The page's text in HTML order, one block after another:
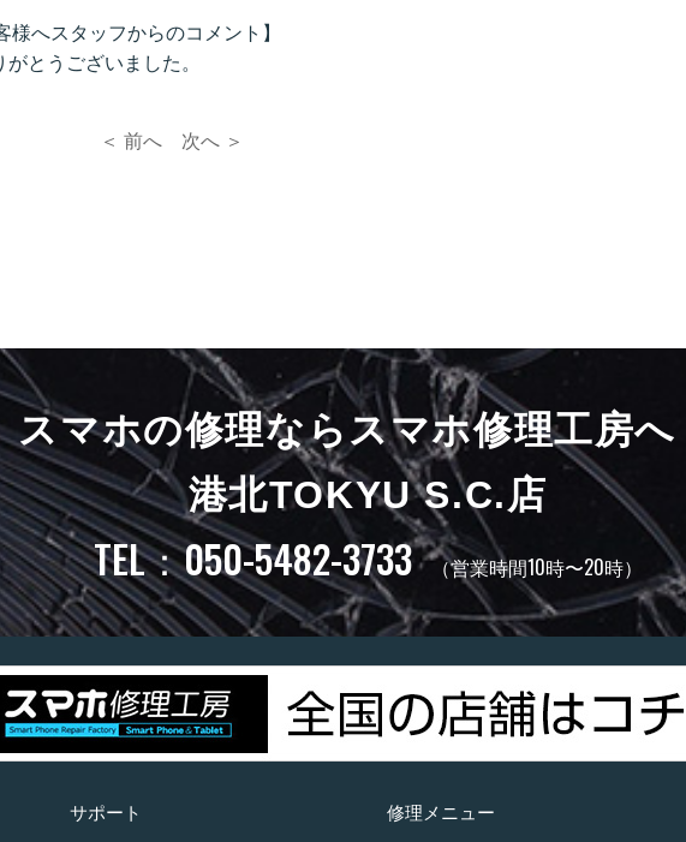
様へスタッフからのコメント】
とうございました。
＜ 前へ 次へ ＞
スマホの修理ならスマホ修理工房へ
港北TOKYU S.C.店
TEL：050-5482-3733 （営業時間10時〜20時）
サポート 修理メニュー